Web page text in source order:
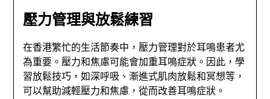
壓力管理與放鬆練習
在香港繁忙的生活節奏中，壓力管理對於耳鳴患者尤
為重要。壓力和焦慮可能會加重耳鳴症狀。因此，學
習放鬆技巧，如深呼吸、漸進式肌肉放鬆和冥想等，
可以幫助減輕壓力和焦慮，從而改善耳鳴症狀。